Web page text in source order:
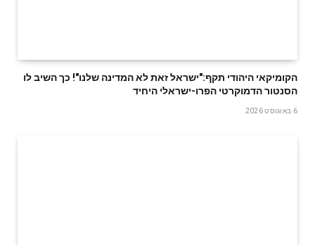
הקומיקאי היהודי תקף:"ישראל זאת לא המדינה שלנו"! כך השיב לו
הסנטור הדמוקרטי הפרו-ישראלי היחיד
6 באוגוסט 2026